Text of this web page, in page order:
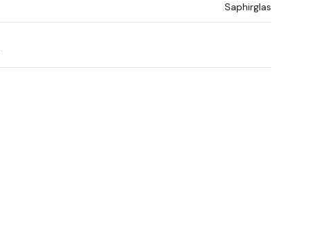
Saphirglas